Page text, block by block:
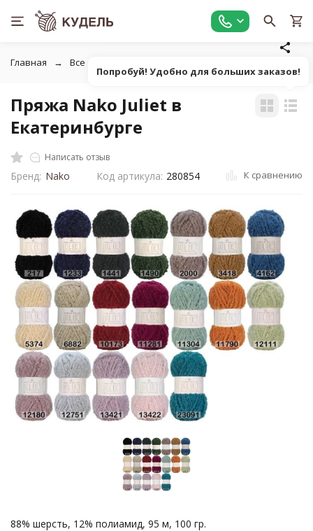
Главная Все для вязания
Пряжа Nako Juliet в
Екатеринбурге
Написать отзыв
Бренд: Nako Код артикула: 280854 К сравнению
88% шерсть, 12% полиамид, 95 м, 100 гр.
Попробуй! Удобно для больших заказов!